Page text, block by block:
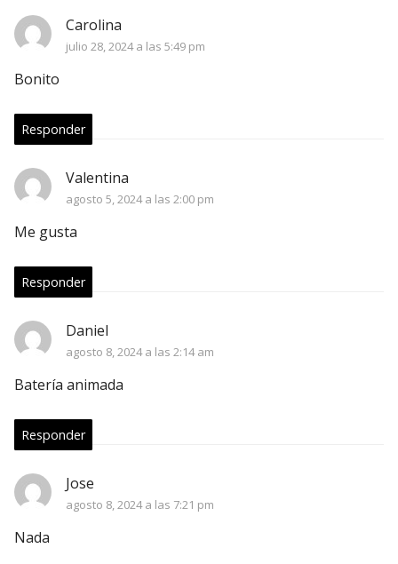
Carolina
julio 28, 2024 a las 5:49 pm
Bonito
Responder
Valentina
agosto 5, 2024 a las 2:00 pm
Me gusta
Responder
Daniel
agosto 8, 2024 a las 2:14 am
Batería animada
Responder
Jose
agosto 8, 2024 a las 7:21 pm
Nada